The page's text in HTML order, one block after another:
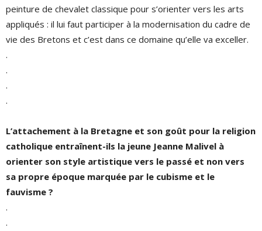
peinture de chevalet classique pour s’orienter vers les arts
appliqués : il lui faut participer à la modernisation du cadre de
vie des Bretons et c’est dans ce domaine qu’elle va exceller.
.
.
.
.
L’attachement à la Bretagne et son goût pour la religion
catholique entraînent-ils la jeune Jeanne Malivel à
orienter son style artistique vers le passé et non vers
sa propre époque marquée par le cubisme et le
fauvisme ?
.
.